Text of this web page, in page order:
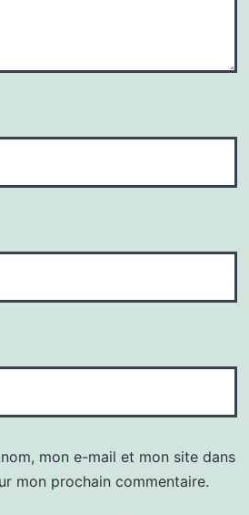
mon e-mail et mon site dans
mon prochain commentaire.